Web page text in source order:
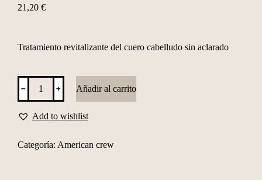
21,20 €
Tratamiento revitalizante del cuero cabelludo sin aclarado
Detox
shampoo
250ml
cantidad
﹣ ﹢ Añadir al carrito
Add to wishlist
Categoría: American crew